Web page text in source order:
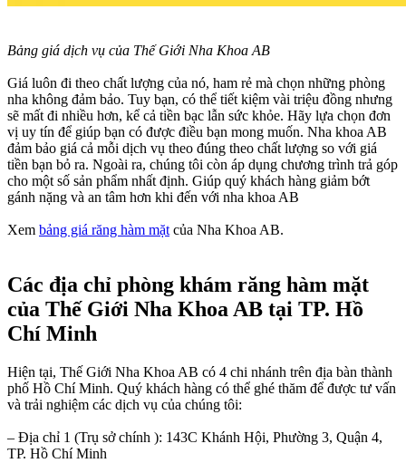
Bảng giá dịch vụ của Thế Giới Nha Khoa AB
Giá luôn đi theo chất lượng của nó, ham rẻ mà chọn những phòng
nha không đảm bảo. Tuy bạn, có thể tiết kiệm vài triệu đồng nhưng
sẽ mất đi nhiều hơn, kể cả tiền bạc lẫn sức khỏe. Hãy lựa chọn đơn
vị uy tín để giúp bạn có được điều bạn mong muốn. Nha khoa AB
đảm bảo giá cả mỗi dịch vụ theo đúng theo chất lượng so với giá
tiền bạn bỏ ra. Ngoài ra, chúng tôi còn áp dụng chương trình trả góp
cho một số sản phẩm nhất định. Giúp quý khách hàng giảm bớt
gánh nặng và an tâm hơn khi đến với nha khoa AB
Xem bảng giá răng hàm mặt của Nha Khoa AB.
Các địa chỉ phòng khám răng hàm mặt
của Thế Giới Nha Khoa AB tại TP. Hồ
Chí Minh
Hiện tại, Thế Giới Nha Khoa AB có 4 chi nhánh trên địa bàn thành
phố Hồ Chí Minh. Quý khách hàng có thể ghé thăm để được tư vấn
và trải nghiệm các dịch vụ của chúng tôi:
– Địa chỉ 1 (Trụ sở chính ): 143C Khánh Hội, Phường 3, Quận 4,
TP. Hồ Chí Minh